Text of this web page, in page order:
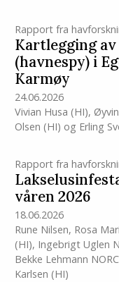
Rapport fra
Kartlegging
(havnespy) i
Karmøy
24.06.2026
Vivian Husa (HI),
Olsen (HI) og Erling
Rapport fra
våren 2026
18.06.2026
Rune Nilsen, Rosa
(HI), Ingebrigt Uglen
Bekke Lehmann
Karlsen (HI)